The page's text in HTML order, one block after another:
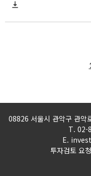
08826 서울시 관악구 관악
T. 02-
E. inv
투자검토 요